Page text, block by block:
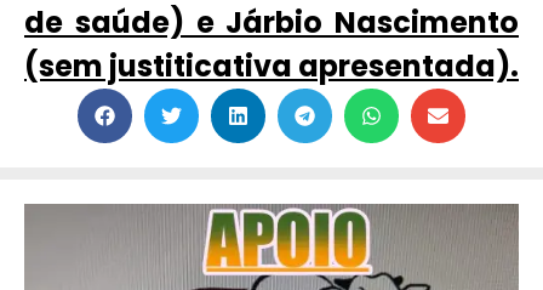
de saúde) e Járbio Nascimento
(sem justiticativa apresentada).